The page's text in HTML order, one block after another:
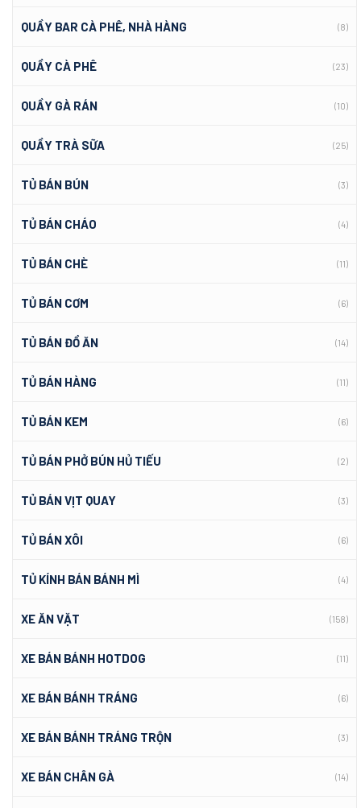
QUẦY BAR CÀ PHÊ, NHÀ HÀNG (8)
QUẦY CÀ PHÊ (23)
QUẦY GÀ RÁN (10)
QUẦY TRÀ SỮA (25)
TỦ BÁN BÚN (3)
TỦ BÁN CHÁO (4)
TỦ BÁN CHÈ (11)
TỦ BÁN CƠM (6)
TỦ BÁN ĐỒ ĂN (14)
TỦ BÁN HÀNG (11)
TỦ BÁN KEM (6)
TỦ BÁN PHỞ BÚN HỦ TIẾU (2)
TỦ BÁN VỊT QUAY (3)
TỦ BÁN XÔI (6)
TỦ KÍNH BÁN BÁNH MÌ (4)
XE ĂN VẶT (158)
XE BÁN BÁNH HOTDOG (11)
XE BÁN BÁNH TRÁNG (6)
XE BÁN BÁNH TRÁNG TRỘN (3)
XE BÁN CHÂN GÀ (14)